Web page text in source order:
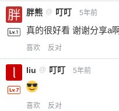
胖熊 @ 叮叮 5年前
真的很好看 谢谢分享a
喜欢 反对
liu @ 叮叮 5年前
喜欢 反对
您没有权限发布内
忘记密码？ 找回